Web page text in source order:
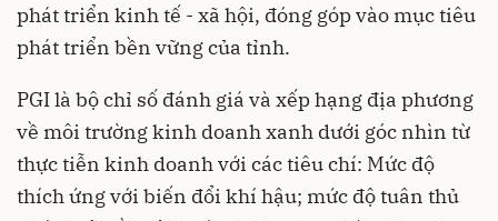
phát triển kinh tế - xã hội, đóng góp vào mục tiêu
phát triển bền vững của tỉnh.
PGI là bộ chỉ số đánh giá và xếp hạng địa phương
về môi trường kinh doanh xanh dưới góc nhìn từ
thực tiễn kinh doanh với các tiêu chí: Mức độ
thích ứng với biến đổi khí hậu; mức độ tuân thủ